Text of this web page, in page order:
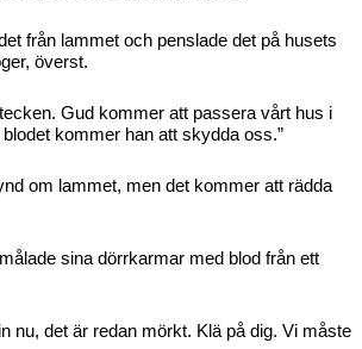
från lammet och penslade det på husets
överst.
Gud kommer att passera vårt hus i
kommer han att skydda oss.”
om lammet, men det kommer att rädda
sina dörrkarmar med blod från ett
nu, det är redan mörkt. Klä på dig. Vi måste